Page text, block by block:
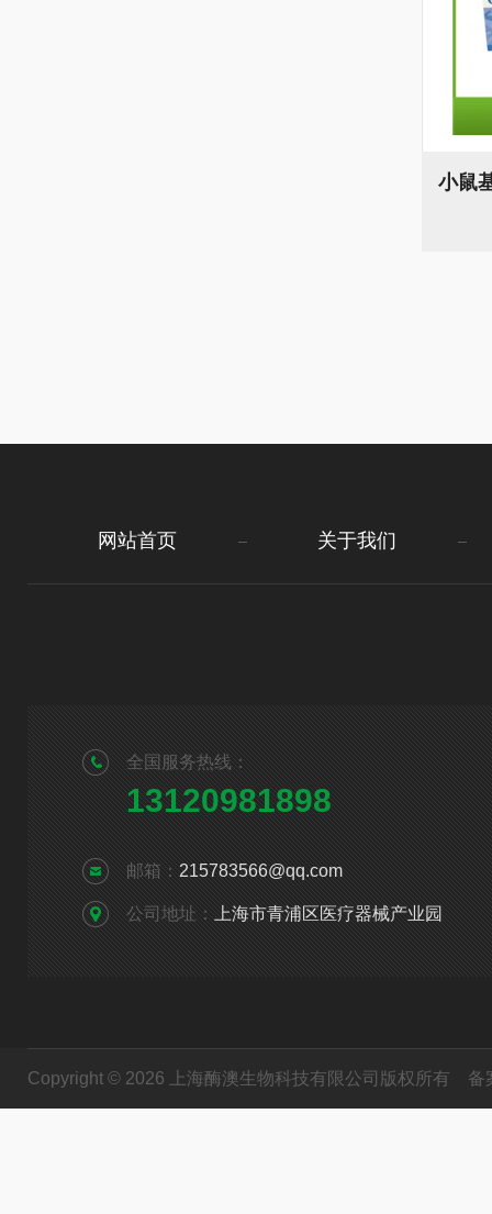
网站首页 关于我们
全国服务热线：
13120981898
邮箱： 215783566@qq.com
公司地址： 上海市青浦区医疗器械产业园
Copyright © 2026 上海酶澳生物科技有限公司版权所有 备